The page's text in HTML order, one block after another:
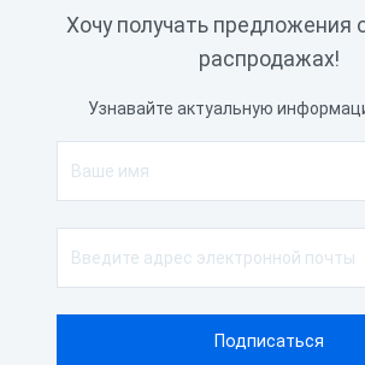
Хочу получать предложения
распродажах!
Узнавайте актуальную